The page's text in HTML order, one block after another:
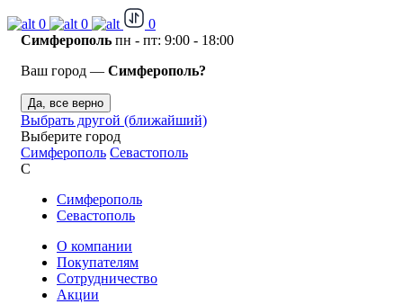
0 0
0
Симферополь пн - пт: 9:00 - 18:00
Ваш город — Симферополь?
Да, все верно
Выбрать другой (ближайший)
Выберите город
Симферополь Севастополь
С
Симферополь
Севастополь
О компании
Покупателям
Сотрудничество
Акции